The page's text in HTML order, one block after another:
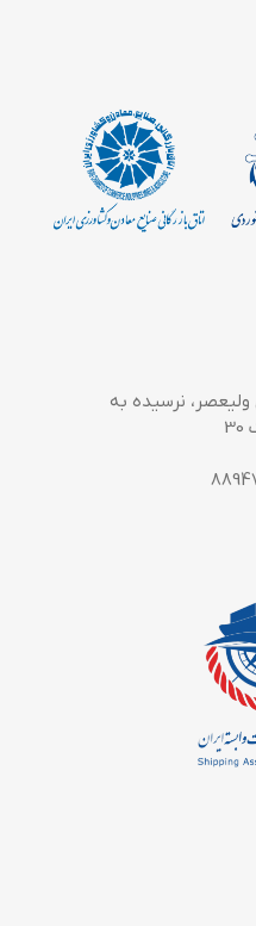
ولیعصر، نرسیده به